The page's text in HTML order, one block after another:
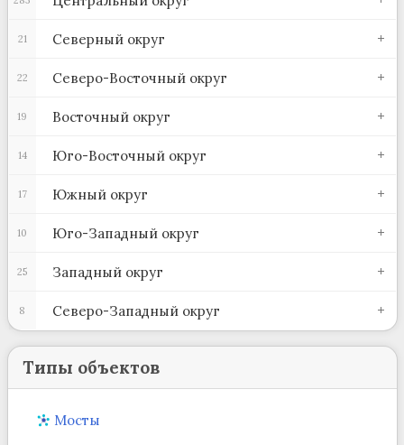
Северный округ
21
Северо-Восточный округ
22
Восточный округ
19
Юго-Восточный округ
14
Южный округ
17
Юго-Западный округ
10
Западный округ
25
Северо-Западный округ
8
Типы объектов
Мосты